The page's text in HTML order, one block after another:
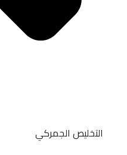
التخليص الجمركي